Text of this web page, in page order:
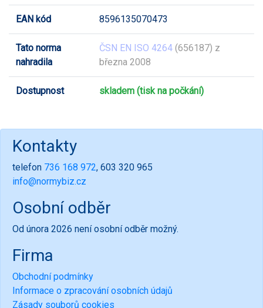
EAN kód 8596135070473
Tato norma
nahradila
ČSN EN ISO 4264 (656187) z
března 2008
Dostupnost skladem (tisk na počkání)
Kontakty
telefon 736 168 972, 603 320 965
info@normybiz.cz
Osobní odběr
Od února 2026 není osobní odběr možný.
Firma
Obchodní podmínky
Informace o zpracování osobních údajů
Zásady souborů cookies